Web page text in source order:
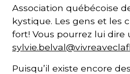
Association québécoise
kystique. Les gens et les
fort! Vous pourrez lui dire
Puisqu’il existe encore